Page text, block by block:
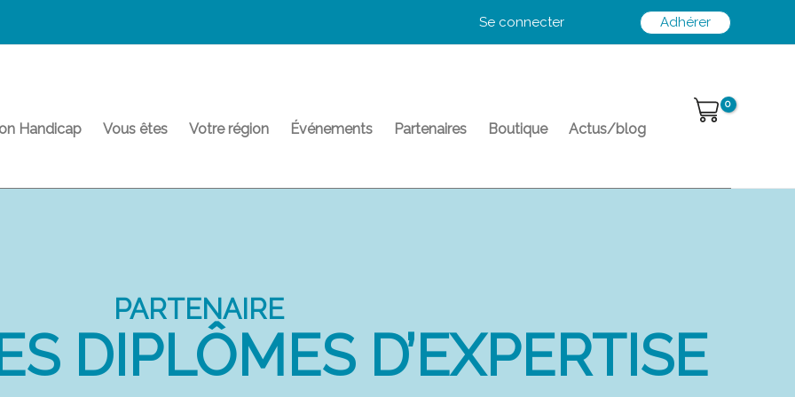
Se connecter Adhérer
Handicap Vous êtes Votre région Événements Partenaires Boutique Actus/blog
PARTENAIRE
DIPLÔMES D’EXPERTISE